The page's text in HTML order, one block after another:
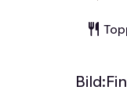
Bild: